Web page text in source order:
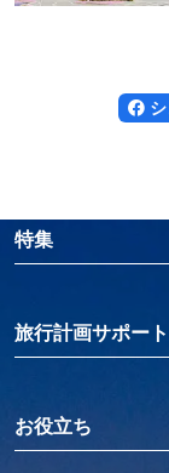
シ
特集
旅行計画サポート
お役立ち